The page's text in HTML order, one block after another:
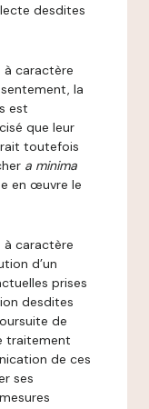
desdites
caractère
la
est
que leur
toutefois
a minima
en œuvre le
caractère
d’un
prises
desdites
de
traitement
de ces
ses